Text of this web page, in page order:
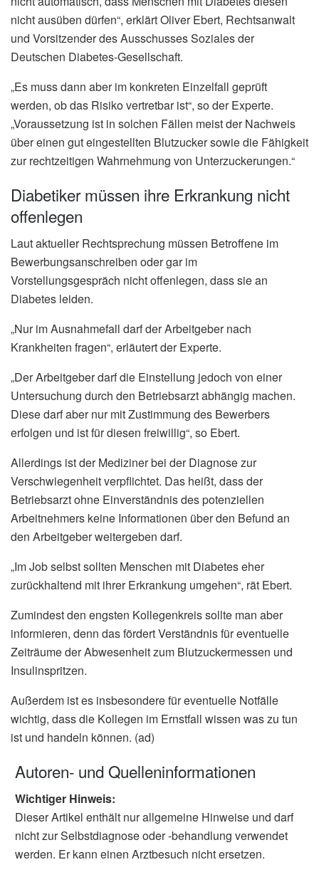
nicht ausüben dürfen“, erklärt Oliver Ebert, Rechtsanwalt
und Vorsitzender des Ausschusses Soziales der
Deutschen Diabetes-Gesellschaft.
„Es muss dann aber im konkreten Einzelfall geprüft
werden, ob das Risiko vertretbar ist“, so der Experte.
„Voraussetzung ist in solchen Fällen meist der Nachweis
über einen gut eingestellten Blutzucker sowie die Fähigkeit
zur rechtzeitigen Wahrnehmung von Unterzuckerungen.“
Diabetiker müssen ihre Erkrankung nicht
offenlegen
Laut aktueller Rechtsprechung müssen Betroffene im
Bewerbungsanschreiben oder gar im
Vorstellungsgespräch nicht offenlegen, dass sie an
Diabetes leiden.
„Nur im Ausnahmefall darf der Arbeitgeber nach
Krankheiten fragen“, erläutert der Experte.
„Der Arbeitgeber darf die Einstellung jedoch von einer
Untersuchung durch den Betriebsarzt abhängig machen.
Diese darf aber nur mit Zustimmung des Bewerbers
erfolgen und ist für diesen freiwillig“, so Ebert.
Allerdings ist der Mediziner bei der Diagnose zur
Verschwiegenheit verpflichtet. Das heißt, dass der
Betriebsarzt ohne Einverständnis des potenziellen
Arbeitnehmers keine Informationen über den Befund an
den Arbeitgeber weitergeben darf.
„Im Job selbst sollten Menschen mit Diabetes eher
zurückhaltend mit ihrer Erkrankung umgehen“, rät Ebert.
Zumindest den engsten Kollegenkreis sollte man aber
informieren, denn das fördert Verständnis für eventuelle
Zeiträume der Abwesenheit zum Blutzuckermessen und
Insulinspritzen.
Außerdem ist es insbesondere für eventuelle Notfälle
wichtig, dass die Kollegen im Ernstfall wissen was zu tun
ist und handeln können. (ad)
Autoren- und Quelleninformationen
Wichtiger Hinweis:
Dieser Artikel enthält nur allgemeine Hinweise und darf
nicht zur Selbstdiagnose oder -behandlung verwendet
werden. Er kann einen Arztbesuch nicht ersetzen.